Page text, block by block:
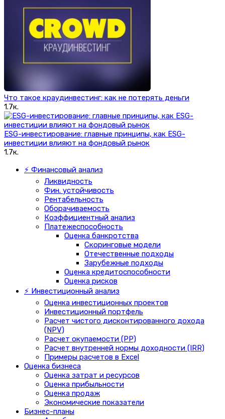
Что такое краудинвестинг: как не потерять деньги
1.7к.
ESG-инвестирование: главные принципы, как ESG-
инвестиции влияют на фондовый рынок
1.7к.
⚡ Финансовый анализ
Ликвидность
Фин. устойчивость
Рентабельность
Оборачиваемость
Коэффициентный анализ
Платежеспособность
Оценка банкротства
Скоринговые модели
Отечественные подходы
Зарубежные подходы
Оценка кредитоспособности
Оценка рисков
⚡ Инвестиционный анализ
Оценка инвестиционных проектов
Инвестиционный портфель
Расчет чистого дисконтированного дохода
(NPV)
Расчет окупаемости (PP)
Расчет внутренней нормы доходности (IRR)
Примеры расчетов в Excel
Оценка бизнеса
Оценка затрат и ресурсов
Оценка прибыльности
Оценка продаж
Экономические показатели
Бизнес-планы